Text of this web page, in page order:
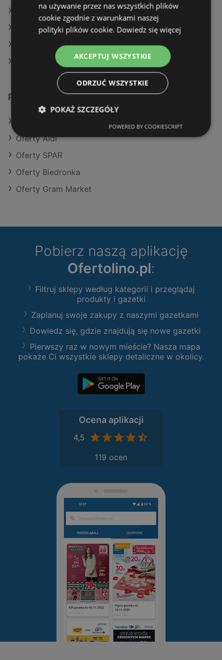
Aktualne gazetki Makro
Aktualne gazetki Lidl
Aktualne gazetki Selgros
Sklepy Eurocash w Kamień Pomorski
Podobne sklepy detaliczne
Oferty Aldi
Oferty SPAR
Oferty Biedronka
Oferty Gram Market
Pobierz naszą aplikację
Ofertolino.pl:
Filtruj sklepy według kategorii i przeglądaj
produkty i gazetki
Zaplanuj swoje zakupy z naszymi gazetkami
Dowiedz się, gdzie znajdują się nowe gazetki
Pierwszy raz w nowym mieście? Nasza mapa
pokaże Ci wszystkie sklepy detaliczne w okolicy.
Ocena aplikacji
4,5
119 ocen
na używanie przez nas wszystkich plików
cookie zgodnie z warunkami naszej
polityki plików cookie. Dowiedz się więcej
AKCEPTUJ WSZYSTKIE
ODRZUĆ WSZYSTKIE
POKAŻ SZCZEGÓŁY
POWERED BY COOKIESCRIPT